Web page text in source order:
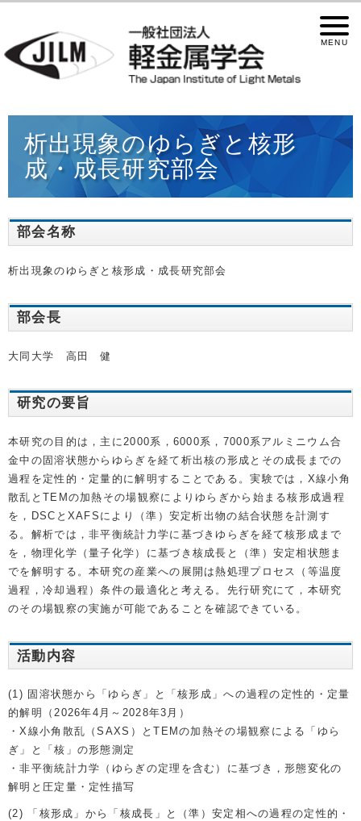
析出現象のゆらぎと核形
成・成長研究部会
部会名称
析出現象のゆらぎと核形成・成長研究部会
部会長
大同大学 高田 健
研究の要旨
本研究の目的は，主に2000系，6000系，7000系アルミニウム合
金中の固溶状態からゆらぎを経て析出核の形成とその成長までの
過程を定性的・定量的に解明することである。実験では，X線小角
散乱とTEMの加熱その場観察によりゆらぎから始まる核形成過程
を，DSCとXAFSにより（準）安定析出物の結合状態を計測す
る。解析では，非平衡統計力学に基づきゆらぎを経て核形成まで
を，物理化学（量子化学）に基づき核成長と（準）安定相状態ま
でを解明する。本研究の産業への展開は熱処理プロセス（等温度
過程，冷却過程）条件の最適化と考える。先行研究にて，本研究
のその場観察の実施が可能であることを確認できている。
活動内容
(1) 固溶状態から「ゆらぎ」と「核形成」への過程の定性的・定量
的解明（2026年4月～2028年3月）
・X線小角散乱（SAXS）とTEMの加熱その場観察による「ゆら
ぎ」と「核」の形態測定
・非平衡統計力学（ゆらぎの定理を含む）に基づき，形態変化の
解明と圧定量・定性描写
(2) 「核形成」から「核成長」と（準）安定相への過程の定性的・